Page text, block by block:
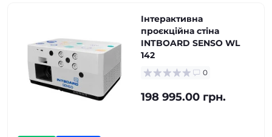
Інтерактивна
проєкційна стіна
INTBOARD SENSO WL
142
0
198 995.00 грн.